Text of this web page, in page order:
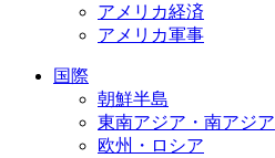
アメリカ経済
アメリカ軍事
国際
朝鮮半島
東南アジア・南アジア
欧州・ロシア